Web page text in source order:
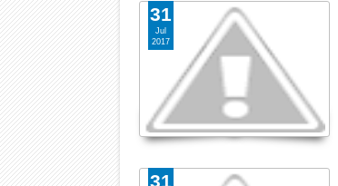
31
Jul
2017
31